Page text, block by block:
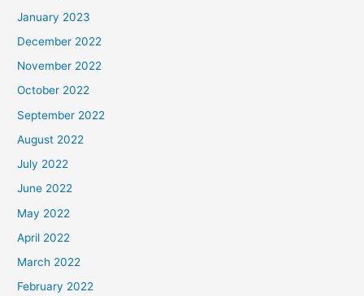
January 2023
December 2022
November 2022
October 2022
September 2022
August 2022
July 2022
June 2022
May 2022
April 2022
March 2022
February 2022